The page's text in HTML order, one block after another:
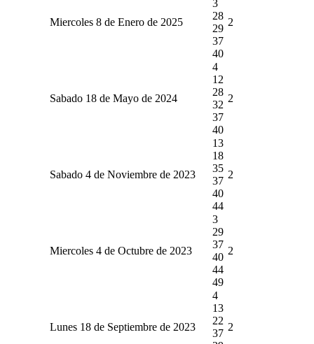
Miercoles 8 de Enero de 2025
3
28
29
37
40
2
Sabado 18 de Mayo de 2024
4
12
28
32
37
40
2
Sabado 4 de Noviembre de 2023
13
18
35
37
40
44
2
Miercoles 4 de Octubre de 2023
3
29
37
40
44
49
2
Lunes 18 de Septiembre de 2023
4
13
22
37
2